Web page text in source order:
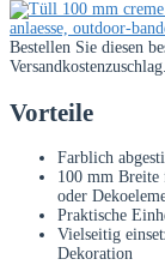
Bestellen Sie diesen
Vorteile
Farblich
100 mm Breite
oder
Praktische
Vielseitig
Dekoration